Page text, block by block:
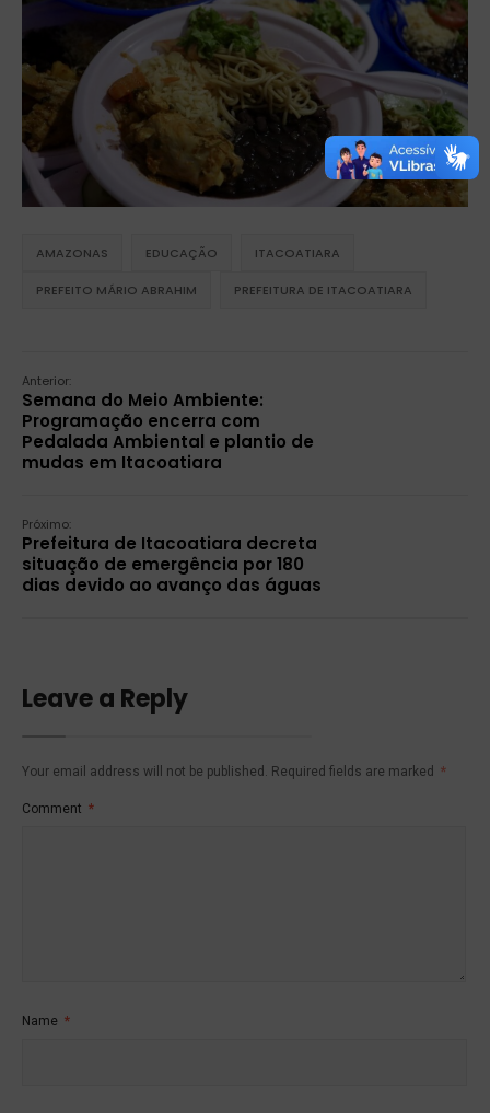
AMAZONAS EDUCAÇÃO ITACOATIARA
PREFEITO MÁRIO ABRAHIM PREFEITURA DE ITACOATIARA
Anterior:
Semana do Meio Ambiente:
Programação encerra com
Pedalada Ambiental e plantio de
mudas em Itacoatiara
Próximo:
Prefeitura de Itacoatiara decreta
situação de emergência por 180
dias devido ao avanço das águas
Leave a Reply
Your email address will not be published. Required fields are marked *
Comment *
Name *